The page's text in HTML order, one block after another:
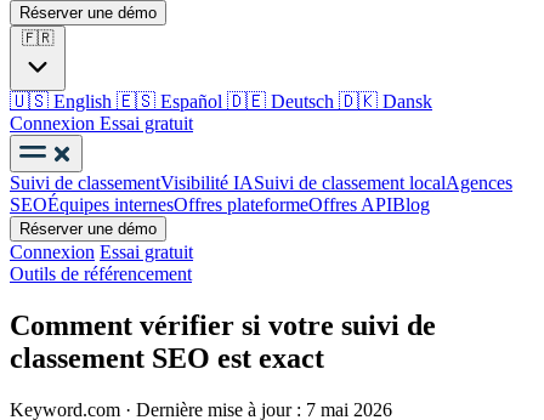
Réserver une démo
🇫🇷
🇺🇸 English 🇪🇸 Español 🇩🇪 Deutsch 🇩🇰 Dansk
Connexion Essai gratuit
Suivi de classementVisibilité IASuivi de classement localAgences
SEOÉquipes internesOffres plateformeOffres APIBlog
Réserver une démo
Connexion Essai gratuit
Outils de référencement
Comment vérifier si votre suivi de
classement SEO est exact
Keyword.com · Dernière mise à jour : 7 mai 2026